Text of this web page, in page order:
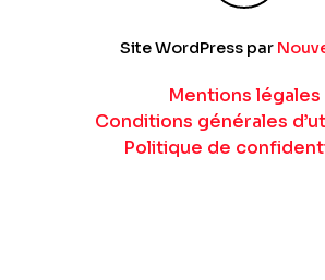
Site WordPress par
Mentions légales
Conditions générales
Politique de